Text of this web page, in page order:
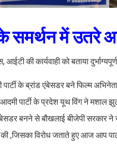
समर्थन में उतरे
की कार्यवाही को बताया दुर्भाग्यपूर्ण
के ब्रांड एंबेसडर बने फिल्म
पार्टी के प्रदेश यूथ विंग ने मशाल
बनने से बौखलाई बीजेपी सरकार
की ,जिसका विरोध जताते हुए आज आप